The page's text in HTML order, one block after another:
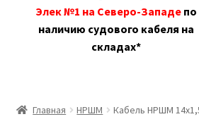
Элек №1 на Северо-Западе по
наличию судового кабеля на
складах*
Главная НРШМ Кабель НРШМ